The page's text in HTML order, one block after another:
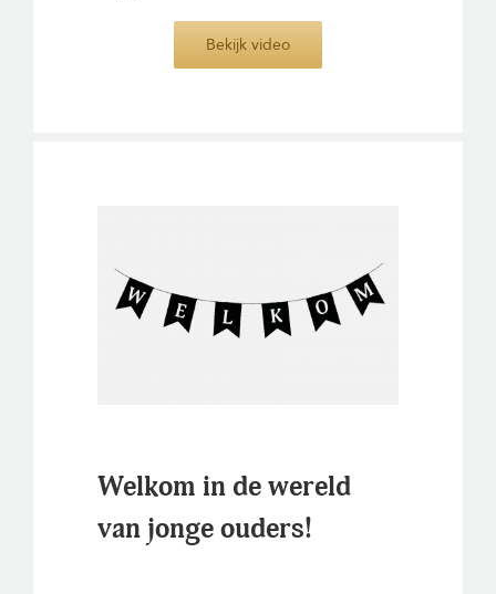
Bekijk video
Welkom in de wereld
van jonge ouders!